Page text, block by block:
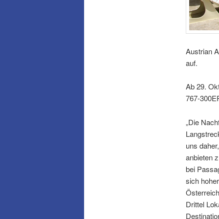
Austrian
auf.
Ab 29.
767-
„Die
uns
anbieten
bei
sich
Drittel